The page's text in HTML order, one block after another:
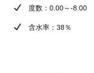
度数：0.00～-8.00
含水率：38％